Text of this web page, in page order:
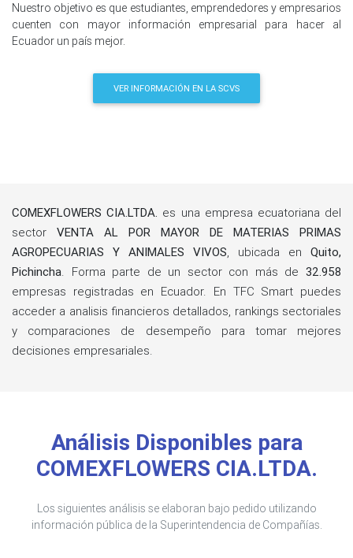
Nuestro objetivo es que estudiantes, emprendedores y empresarios
cuenten con mayor información empresarial para hacer al
Ecuador un país mejor.
VER INFORMACIÓN EN LA SCVS
COMEXFLOWERS CIA.LTDA. es una empresa ecuatoriana del
sector VENTA AL POR MAYOR DE MATERIAS PRIMAS
AGROPECUARIAS Y ANIMALES VIVOS, ubicada en Quito,
Pichincha. Forma parte de un sector con más de 32.958
empresas registradas en Ecuador. En TFC Smart puedes
acceder a analisis financieros detallados, rankings sectoriales
y comparaciones de desempeño para tomar mejores
decisiones empresariales.
Análisis Disponibles para
COMEXFLOWERS CIA.LTDA.
Los siguientes análisis se elaboran bajo pedido utilizando
información pública de la Superintendencia de Compañías.